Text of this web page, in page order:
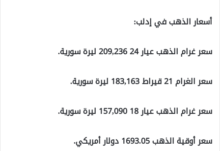
أسعار الذهب في إدلب:
سعر غرام الذهب عيار 24 209,236 ليرة سورية.
سعر الغرام 21 قيراط 183,163 ليرة سورية.
سعر غرام الذهب عيار 18 157,090 ليرة سورية.
سعر أوقية الذهب 1693.05 دولار أمريكي.